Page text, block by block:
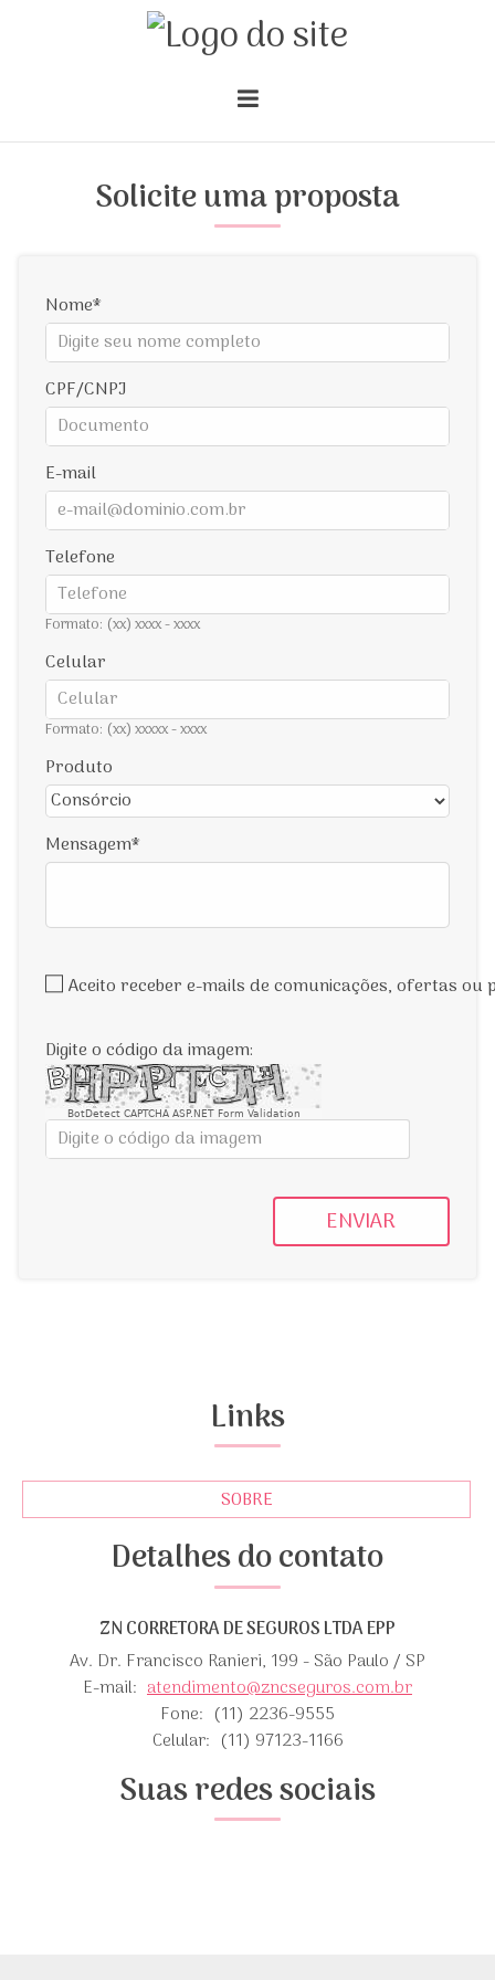
Solicite uma proposta
Nome
CPF/CNPJ
E-mail
Telefone
Formato: (xx) xxxx - xxxx
Celular
Formato: (xx) xxxxx - xxxx
Produto
Mensagem
Aceito receber e-mails de comunicações, ofertas ou
Digite o código da imagem:
BotDetect CAPTCHA ASP.NET Form Validation
ENVIAR
Links
SOBRE
Detalhes do contato
ZN CORRETORA DE SEGUROS LTDA EPP
Av. Dr. Francisco Ranieri, 199 - São Paulo / SP
E-mail: atendimento@zncseguros.com.br
Fone: (11) 2236-9555
Celular: (11) 97123-1166
Suas redes sociais